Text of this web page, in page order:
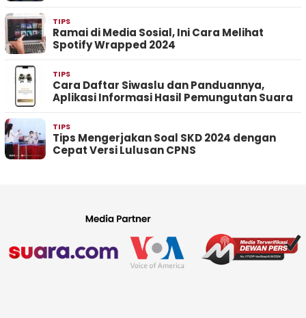
TIPS
Ramai di Media Sosial, Ini Cara Melihat
Spotify Wrapped 2024
TIPS
Cara Daftar Siwaslu dan Panduannya,
Aplikasi Informasi Hasil Pemungutan Suara
TIPS
Tips Mengerjakan Soal SKD 2024 dengan
Cepat Versi Lulusan CPNS